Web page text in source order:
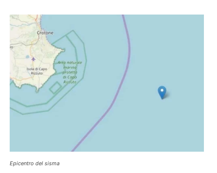
Epicentro del sisma